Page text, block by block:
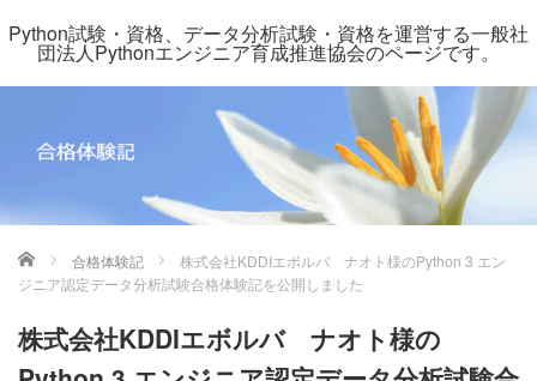
Python試験・資格、データ分析試験・資格を運営する一般社
団法人Pythonエンジニア育成推進協会のページです。
ホーム 合格体験記
株式会社KDDIエボルバ ナオト様のPython 3 エン
ジニア認定データ分析試験合格体験記を公開しました
株式会社KDDIエボルバ ナオト様の